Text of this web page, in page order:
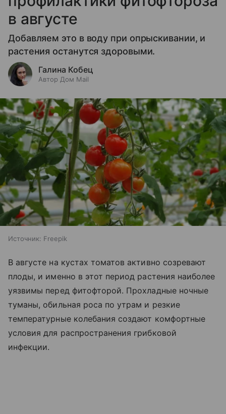
в августе
Добавляем это в воду при опрыскивании, и
растения останутся здоровыми.
Галина Кобец
Автор Дом Mail
Источник: Freepik
В августе на кустах томатов активно созревают
плоды, и именно в этот период растения наиболее
уязвимы перед фитофторой. Прохладные ночные
туманы, обильная роса по утрам и резкие
температурные колебания создают комфортные
условия для распространения грибковой
инфекции.